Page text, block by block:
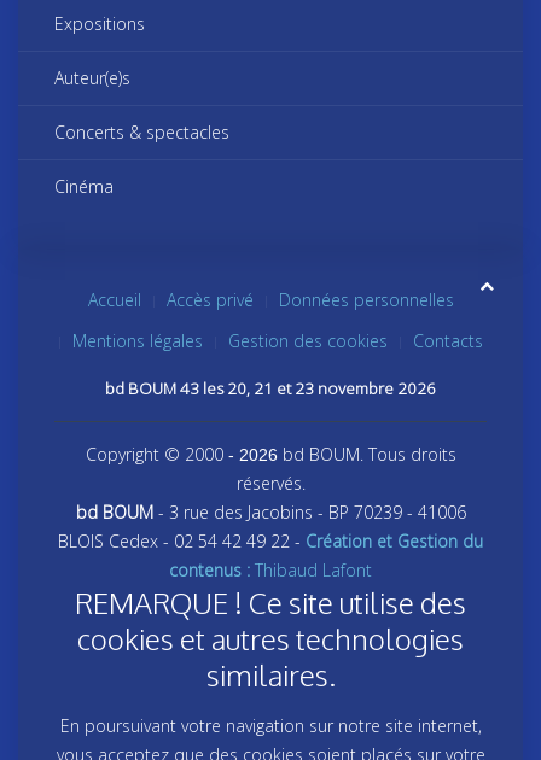
Expositions
Auteur(e)s
Concerts & spectacles
Cinéma
Accueil Accès privé
Données personnelles
Mentions légales
Gestion des cookies Contacts
bd BOUM 43 les 20, 21 et 23 novembre 2026
Copyright © 2000- 2026 bd BOUM. Tous droits
réservés.
bd BOUM- 3 rue des Jacobins - BP 70239 - 41006
BLOIS Cedex - 02 54 42 49 22 - Création et Gestion du
contenus : Thibaud Lafont
REMARQUE ! Ce site utilise des
cookies et autres technologies
similaires.
En poursuivant votre navigation sur notre site internet,
vous acceptez que des cookies soient placés sur votre